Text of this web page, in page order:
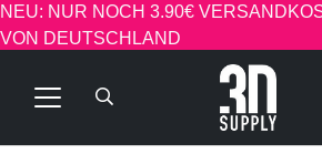
NEU: NUR NOCH 3.90€
VON DEUTSCHLAND